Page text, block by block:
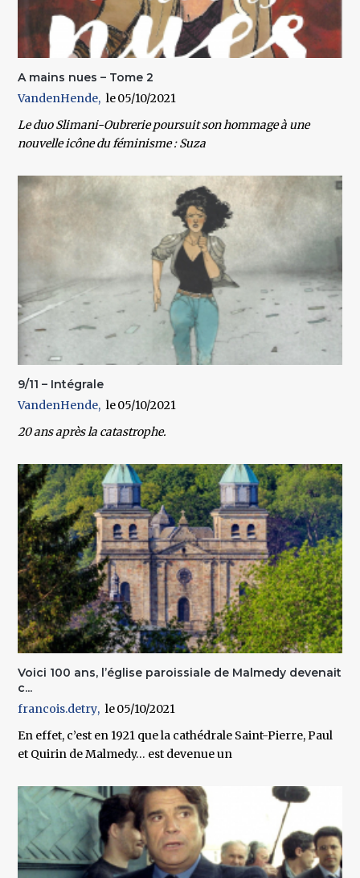
A mains nues – Tome 2
VandenHende
05/10/2021
Le duo Slimani-Oubrerie poursuit son hommage à une
nouvelle icône du féminisme : Suza
9/11 – Intégrale
VandenHende
05/10/2021
20 ans après la catastrophe.
Voici 100 ans, l’église paroissiale de Malmedy devenait
c...
francois.detry
05/10/2021
En effet, c’est en 1921 que la cathédrale Saint-Pierre, Paul
et Quirin de Malmedy… est devenue un